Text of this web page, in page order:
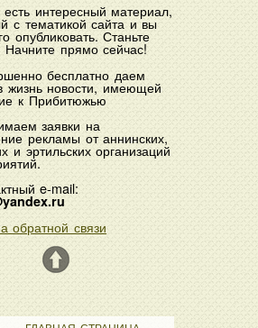
интересный материал,
с тематикой сайта и вы
опубликовать. Станьте
Начните прямо сейчас!
бесплатно даем
жизнь новости, имеющей
к Прибитюжью
заявки на
рекламы от аннинских,
и эртильских организаций
e-mail:
обратной связи